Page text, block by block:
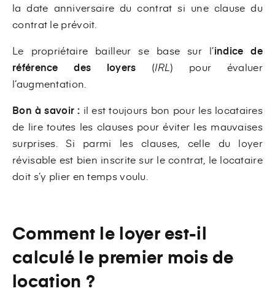
la date anniversaire du contrat si une clause du
contrat le prévoit.
Le propriétaire bailleur se base sur l’indice de
référence des loyers (IRL) pour évaluer
l’augmentation.
Bon à savoir : il est toujours bon pour les locataires
de lire toutes les clauses pour éviter les mauvaises
surprises. Si parmi les clauses, celle du loyer
révisable est bien inscrite sur le contrat, le locataire
doit s’y plier en temps voulu.
Comment le loyer est-il
calculé le premier mois de
location ?